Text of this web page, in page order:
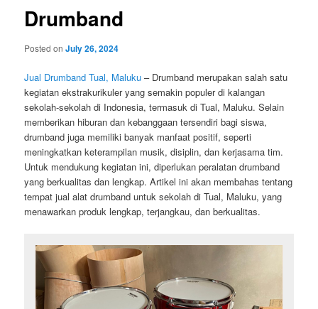
Drumband
Posted onJuly 26, 2024
Jual Drumband Tual, Maluku – Drumband merupakan salah satu
kegiatan ekstrakurikuler yang semakin populer di kalangan
sekolah-sekolah di Indonesia, termasuk di Tual, Maluku. Selain
memberikan hiburan dan kebanggaan tersendiri bagi siswa,
drumband juga memiliki banyak manfaat positif, seperti
meningkatkan keterampilan musik, disiplin, dan kerjasama tim.
Untuk mendukung kegiatan ini, diperlukan peralatan drumband
yang berkualitas dan lengkap. Artikel ini akan membahas tentang
tempat jual alat drumband untuk sekolah di Tual, Maluku, yang
menawarkan produk lengkap, terjangkau, dan berkualitas.